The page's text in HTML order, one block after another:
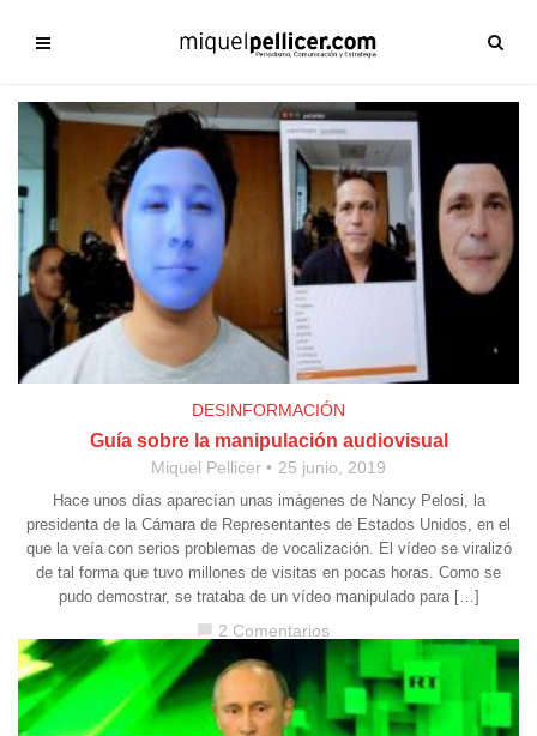
DESINFORMACIÓN
Guía sobre la manipulación audiovisual
Miquel Pellicer 25 junio, 2019
Hace unos días aparecían unas imágenes de Nancy Pelosi, la
presidenta de la Cámara de Representantes de Estados Unidos, en el
que la veía con serios problemas de vocalización. El vídeo se viralizó
de tal forma que tuvo millones de visitas en pocas horas. Como se
pudo demostrar, se trataba de un vídeo manipulado para […]
chat_bubble 2 Comentarios